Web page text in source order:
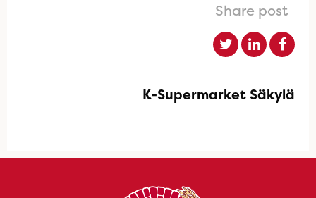
Share post
K-Supermarket Säkylä